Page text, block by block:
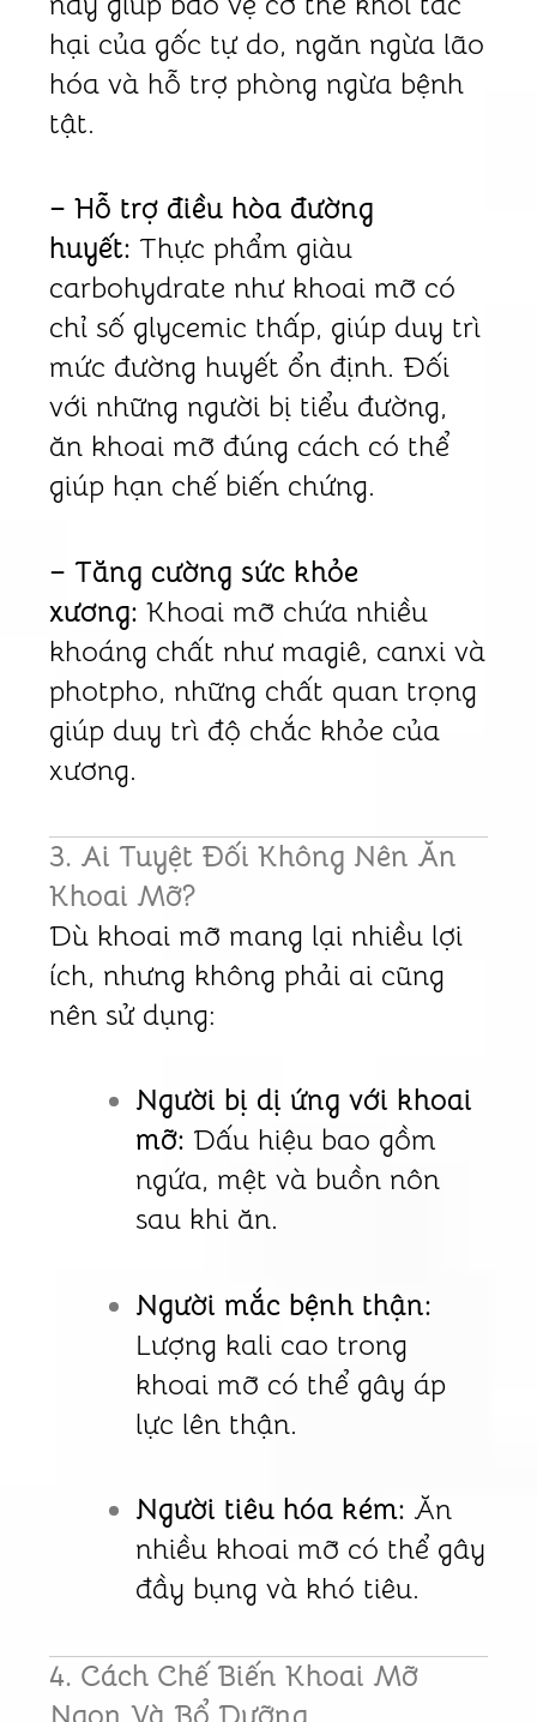
hại của gốc tự do, ngăn ngừa lão
hóa và hỗ trợ phòng ngừa bệnh
tật.
– Hỗ trợ điều hòa đường
huyết: Thực phẩm giàu
carbohydrate như khoai mỡ có
chỉ số glycemic thấp, giúp duy trì
mức đường huyết ổn định. Đối
với những người bị tiểu đường,
ăn khoai mỡ đúng cách có thể
giúp hạn chế biến chứng.
– Tăng cường sức khỏe
xương: Khoai mỡ chứa nhiều
khoáng chất như magiê, canxi và
photpho, những chất quan trọng
giúp duy trì độ chắc khỏe của
xương.
3. Ai Tuyệt Đối Không Nên Ăn
Khoai Mỡ?
Dù khoai mỡ mang lại nhiều lợi
ích, nhưng không phải ai cũng
nên sử dụng:
Người bị dị ứng với khoai
mỡ: Dấu hiệu bao gồm
ngứa, mệt và buồn nôn
sau khi ăn.
Người mắc bệnh thận:
Lượng kali cao trong
khoai mỡ có thể gây áp
lực lên thận.
Người tiêu hóa kém: Ăn
nhiều khoai mỡ có thể gây
đầy bụng và khó tiêu.
4. Cách Chế Biến Khoai Mỡ